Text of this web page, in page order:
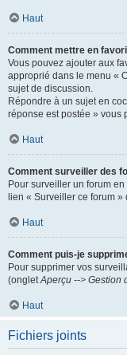
Haut
Comment mettre en
Vous pouvez ajouter aux
approprié dans le menu «
sujet de discussion.
Répondre à un sujet en
réponse est postée » vous
Haut
Comment surveiller des
Pour surveiller un forum
lien « Surveiller ce forum
Haut
Comment puis-je
Pour supprimer vos
(ongletAperçu --> Gestion
Haut
Fichiers joints